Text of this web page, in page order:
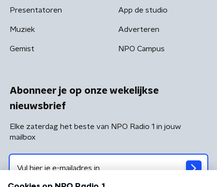
Presentatoren
Muziek
Gemist
App de studio
Adverteren
NPO Campus
Abonneer je op onze wekelijkse
nieuwsbrief
Elke zaterdag het beste van NPO Radio 1 in jouw
mailbox